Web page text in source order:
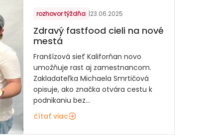
rozhovor týždňa |23.06.2025
Zdravý fastfood cieli na nové
mestá
Franšízová sieť Kaliforňan novo
umožňuje rast aj zamestnancom.
Zakladateľka Michaela Smrtičová
opisuje, ako značka otvára cestu k
podnikaniu bez...
čítať viac